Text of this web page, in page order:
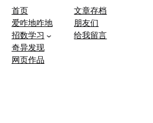
首页
爱咋地咋地
招数学习
奇异发现
网页作品
文章存档
朋友们
给我留言